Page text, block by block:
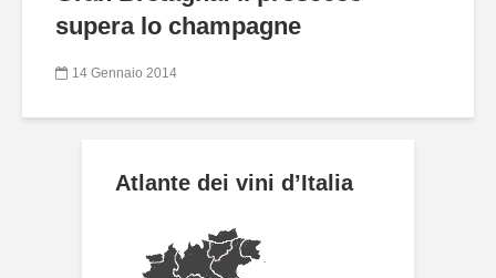
supera lo champagne
14 Gennaio 2014
Atlante dei vini d’Italia